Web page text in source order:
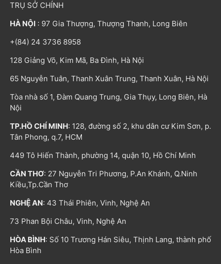
TRỤ SỞ CHÍNH
HÀ NỘI : 97 Gia Thượng, Thượng Thanh, Long Biên
+(84) 24 3736 8958
128 Giảng Võ, Kim Mã, Ba Đình, Hà Nội
65 Nguyễn Tuân, Thanh Xuân Trung, Thanh Xuân, Hà Nội
Tòa nhà số 1, Đàm Quang Trung, Gia Thụy, Long Biên, Hà
Nội
TP.HỒ CHÍ MINH: 128, đường số 2, khu dân cư Kim Sơn, p.
Tân Phong, q.7, HCM
449 Tô Hiến Thành, phường 14, quận 10, Hồ Chí Minh
CẦN THƠ: 27 Nguyễn Tri Phương, P.An Khánh, Q.Ninh
Kiều,Tp.Cần Thơ
NGHỆ AN: 43 Thái Phiên, Vinh, Nghệ An
73 Phan Bội Châu, Vinh, Nghệ An
HÒA BÌNH: Số 10 Trương Hán Siêu, Thịnh Lang, thành phố
Hòa Bình